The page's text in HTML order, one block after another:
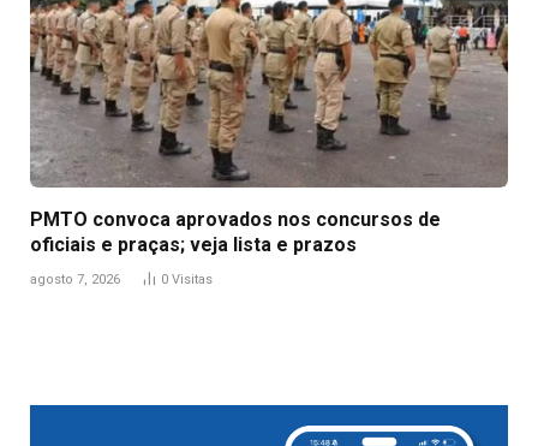
PMTO convoca aprovados nos concursos de
oficiais e praças; veja lista e prazos
agosto 7, 2026 0 Visitas